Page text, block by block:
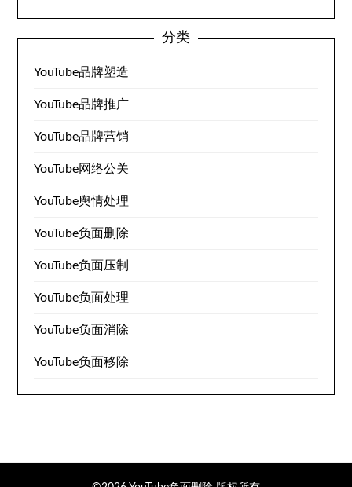
分类
YouTube品牌塑造
YouTube品牌推广
YouTube品牌营销
YouTube网络公关
YouTube舆情处理
YouTube负面删除
YouTube负面压制
YouTube负面处理
YouTube负面消除
YouTube负面移除